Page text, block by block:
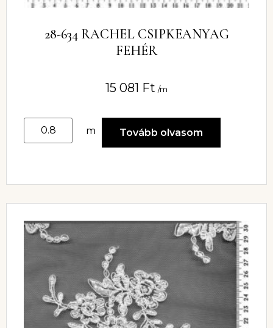
28-634 RACHEL CSIPKEANYAG
FEHÉR
15 081 Ft /m
m Tovább olvasom